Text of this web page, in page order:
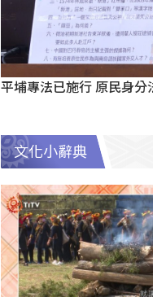
平埔專法已施行 原民身分
文化小辭典